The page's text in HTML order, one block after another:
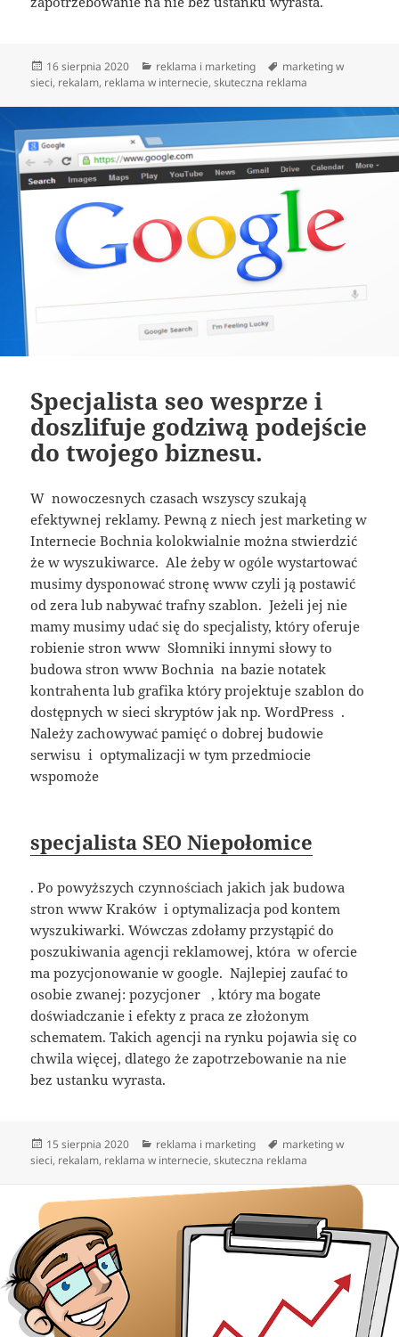
Data
publikacji
16 sierpnia 2020 Kategorie
reklama i marketing Tagi
marketing w
sieci, rekalam, reklama w internecie,skuteczna reklama
Specjalista seo wesprze i
doszlifuje godziwą podejście
do twojego biznesu.
W nowoczesnych czasach wszyscy szukają
efektywnej reklamy. Pewną z niech jest marketing w
Internecie Bochnia kolokwialnie można stwierdzić
że w wyszukiwarce. Ale żeby w ogóle wystartować
musimy dysponować stronę www czyli ją postawić
od zera lub nabywać trafny szablon. Jeżeli jej nie
mamy musimy udać się do specjalisty, który oferuje
robienie stron www Słomniki innymi słowy to
budowa stron www Bochnia na bazie notatek
kontrahenta lub grafika który projektuje szablon do
dostępnych w sieci skryptów jak np. WordPress .
Należy zachowywać pamięć o dobrej budowie
serwisu i optymalizacji w tym przedmiocie
wspomoże
specjalista SEO Niepołomice
. Po powyższych czynnościach jakich jak budowa
stron www Kraków i optymalizacja pod kontem
wyszukiwarki. Wówczas zdołamy przystąpić do
poszukiwania agencji reklamowej, która w ofercie
ma pozycjonowanie w google. Najlepiej zaufać to
osobie zwanej: pozycjoner , który ma bogate
doświadczanie i efekty z praca ze złożonym
schematem. Takich agencji na rynku pojawia się co
chwila więcej, dlatego że zapotrzebowanie na nie
bez ustanku wyrasta.
Data
publikacji
15 sierpnia 2020 Kategorie
reklama i marketing Tagi
marketing w
sieci, rekalam, reklama w internecie,skuteczna reklama